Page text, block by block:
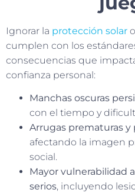
Ignorar la protección solar
cumplen con los
consecuencias que
confianza personal:
Manchas oscuras
con el tiempo y
Arrugas prematuras
afectando la imagen
social.
Mayor vulnerabilidad
serios, incluyendo